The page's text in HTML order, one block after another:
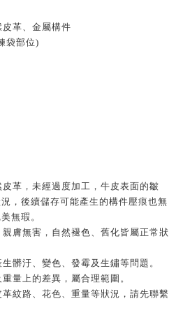
革、金屬構件
袋部位)
革，未經過度加工，牛皮表面的皺
，後續儲存可能產生的構件壓痕也無
無瑕。
膚無害，自然褪色、舊化皆屬正常狀
髒汙、變色、發霉及生鏽等問題。
量上的差異，屬合理範圍。
紋路、花色、重量等狀況，請先聯繫